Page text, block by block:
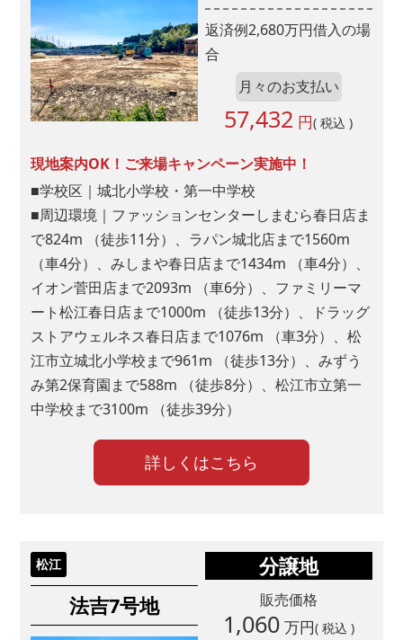
返済例2,680万円借入の場
合
月々のお支払い
57,432 円( 税込 )
現地案内OK！ご来場キャンペーン実施中！
■学校区｜城北小学校・第一中学校
■周辺環境｜ファッションセンターしまむら春日店ま
で824m （徒歩11分）、ラパン城北店まで1560m
（車4分）、みしまや春日店まで1434m （車4分）、
イオン菅田店まで2093m （車6分）、ファミリーマ
ート松江春日店まで1000m （徒歩13分）、ドラッグ
ストアウェルネス春日店まで1076m （車3分）、松
江市立城北小学校まで961m （徒歩13分）、みずう
み第2保育園まで588m （徒歩8分）、松江市立第一
中学校まで3100m （徒歩39分）
詳しくはこちら
松江
法吉7号地
分譲地
販売価格
1,060万円( 税込 )